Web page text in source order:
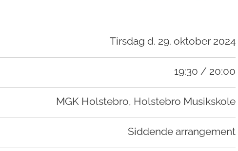
Tirsdag d. 29. oktober 2024
19:30 / 20:00
MGK Holstebro, Holstebro Musikskole
Siddende arrangement